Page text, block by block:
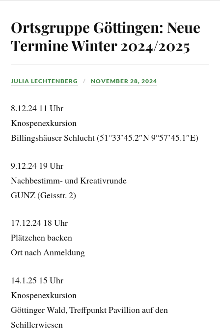
Ortsgruppe Göttingen: Neue
Termine Winter 2024/2025
JULIA LECHTENBERG NOVEMBER 28, 2024
8.12.24 11 Uhr
Knospenexkursion
Billingshäuser Schlucht (51°33’45.2″N 9°57’45.1″E)
9.12.24 19 Uhr
Nachbestimm- und Kreativrunde
GUNZ (Geisstr. 2)
17.12.24 18 Uhr
Plätzchen backen
Ort nach Anmeldung
14.1.25 15 Uhr
Knospenexkursion
Göttinger Wald, Treffpunkt Pavillion auf den
Schillerwiesen